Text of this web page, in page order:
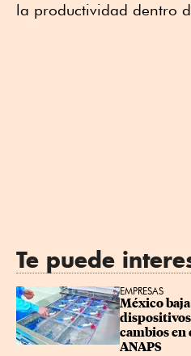
la productividad dentro
Te puede
EMPRESAS
México
cambios en
ANAPS